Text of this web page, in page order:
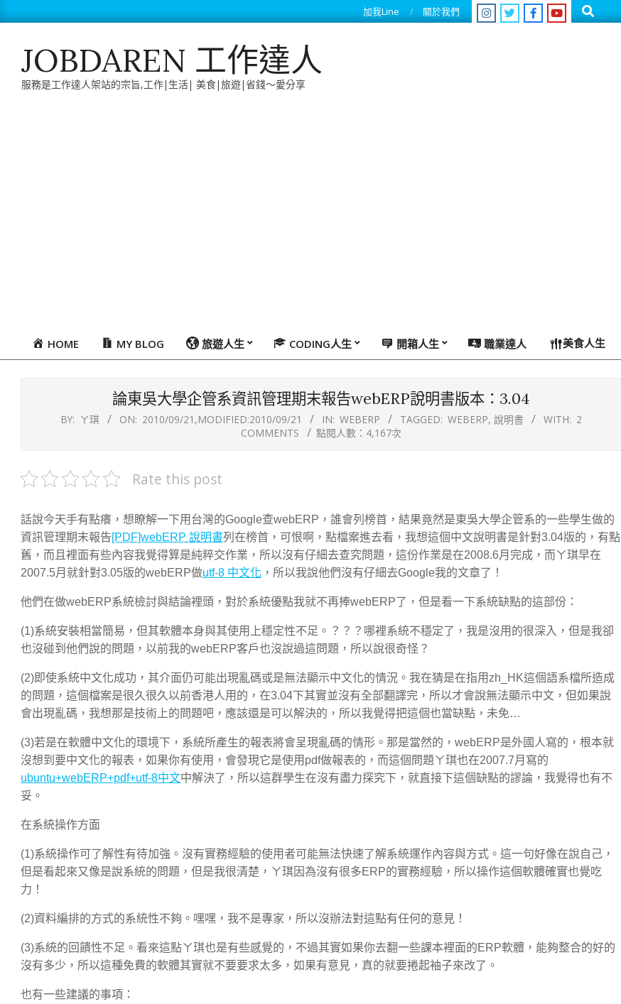
to
加我Line 關於我們 Search
JOBDAREN 工作達人
服務是工作達人架站的宗旨,工作|生活| 美食|旅遊|省錢～愛分享
PrimaryHOME MY BLOG 旅遊人生 CODING人生 開箱人生 職業達人 美食人生
論東吳大學企管系資訊管理期末報告webERP說明書版本：3.04
BY: ㄚ琪 ON: 2010/09/21 ,MODIFIED:2010/09/21 IN: WEBERP TAGGED: WEBERP, 說明書 WITH: 2
COMMENTS
點閱人數：4,167次
Rate this post
話說今天手有點癢，想瞭解一下用台灣的Google查webERP，誰會列榜首，結果竟然是東吳大學企管系的一些學生做的
資訊管理期末報告[PDF]webERP 說明書列在榜首，可恨啊，點檔案進去看，我想這個中文說明書是針對3.04版的，有點
舊，而且裡面有些內容我覺得算是純粹交作業，所以沒有仔細去查究問題，這份作業是在2008.6月完成，而ㄚ琪早在
2007.5月就針對3.05版的webERP做utf-8 中文化 ，所以我說他們沒有仔細去Google我的文章了！
他們在做webERP系統檢討與結論裡頭，對於系統優點我就不再捧webERP了，但是看一下系統缺點的這部份：
(1)系統安裝相當簡易，但其軟體本身與其使用上穩定性不足。？？？哪裡系統不穩定了，我是沒用的很深入，但是我卻
也沒碰到他們說的問題，以前我的webERP客戶也沒說過這問題，所以說很奇怪？
(2)即使系統中文化成功，其介面仍可能出現亂碼或是無法顯示中文化的情況。我在猜是在指用zh_HK這個語系檔所造成
的問題，這個檔案是很久很久以前香港人用的，在3.04下其實並沒有全部翻譯完，所以才會說無法顯示中文，但如果說
會出現亂碼，我想那是技術上的問題吧，應該還是可以解決的，所以我覺得把這個也當缺點，未免…
(3)若是在軟體中文化的環境下，系統所產生的報表將會呈現亂碼的情形。那是當然的，webERP是外國人寫的，根本就
沒想到要中文化的報表，如果你有使用，會發現它是使用pdf做報表的，而這個問題ㄚ琪也在2007.7月寫的
ubuntu+webERP+pdf+utf-8中文中解決了，所以這群學生在沒有盡力探究下，就直接下這個缺點的謬論，我覺得也有不
妥。
在系統操作方面
(1)系統操作可了解性有待加強。沒有實務經驗的使用者可能無法快速了解系統運作內容與方式。這一句好像在說自己，
但是看起來又像是說系統的問題，但是我很清楚，ㄚ琪因為沒有很多ERP的實務經驗，所以操作這個軟體確實也覺吃
力！
(2)資料編排的方式的系統性不夠。嘿嘿，我不是專家，所以沒辦法對這點有任何的意見！
(3)系統的回饋性不足。看來這點ㄚ琪也是有些感覺的，不過其實如果你去翻一些課本裡面的ERP軟體，能夠整合的好的
沒有多少，所以這種免費的軟體其實就不要要求太多，如果有意見，真的就要捲起袖子來改了。
也有一些建議的事項：